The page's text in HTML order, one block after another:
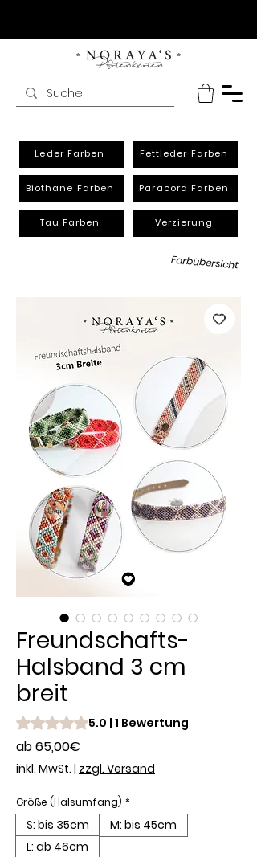
Leder Farben
Biothane Farben
Tau Farben
Fettleder Farben
Paracord Farben
Verzierung
Farbübersicht
Freundschafts-
Halsband 3 cm
breit
Das Rating beträgt 5.0 von fünf Sternen,
5.0 | 1 Bewertung
ab65,00€
Preis
inkl. MwSt. | zzgl. Versand
Größe (Halsumfang) *
S: bis 35cm
M: bis 45cm
L: ab 46cm